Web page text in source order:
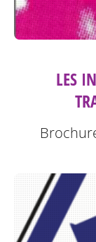
LES